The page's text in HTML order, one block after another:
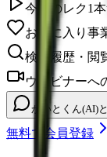
今日のレク1本
お気に入り事
検索履歴・閲
ウェビナーへ
かいとくん(AI)
無料で会員登録